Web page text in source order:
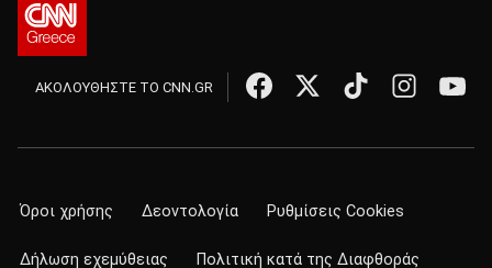
ΑΚΟΛΟΥΘΗΣΤΕ ΤΟ CNN.GR
Όροι χρήσης Δεοντολογία Ρυθμίσεις Cookies
Δήλωση εχεμύθειας Πολιτική κατά της Διαφθοράς